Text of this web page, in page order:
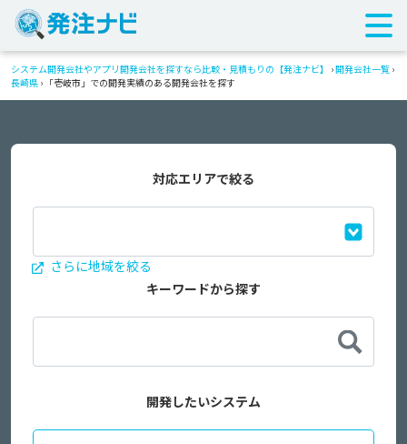
システム開発会社やアプリ開発会社を探すなら比較・見積もりの【発注ナビ】 ›開発会社一覧 ›
長崎県 › 「壱岐市」での開発実績のある開発会社を探す
対応エリアで絞る
さらに地域を絞る
キーワードから探す
開発したいシステム